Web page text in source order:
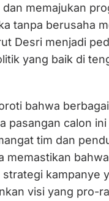
memajukan
tanpa berusaha
Desri menjadi
yang baik di
bahwa
pasangan calon
tim dan
memastikan
kampanye
visi yang pro-